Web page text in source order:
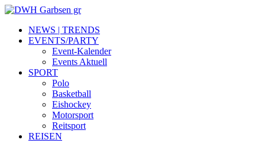
NEWS | TRENDS
EVENTS/PARTY
Event-Kalender
Events Aktuell
SPORT
Polo
Basketball
Eishockey
Motorsport
Reitsport
REISEN